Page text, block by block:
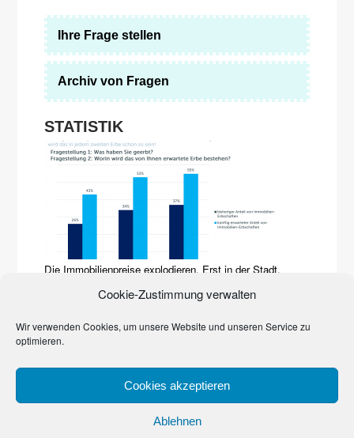
Cookie-Zustimmung verwalten
Wir verwenden Cookies, um unsere Website und unseren Service zu
optimieren.
Cookies akzeptieren
Ablehnen
Ihre Frage stellen
Archiv von Fragen
STATISTIK
Die Immobilienpreise explodieren. Erst in der Stadt,
Erbgeschehen. Den Beweis liefert eine Studie der Quirin
bereits…